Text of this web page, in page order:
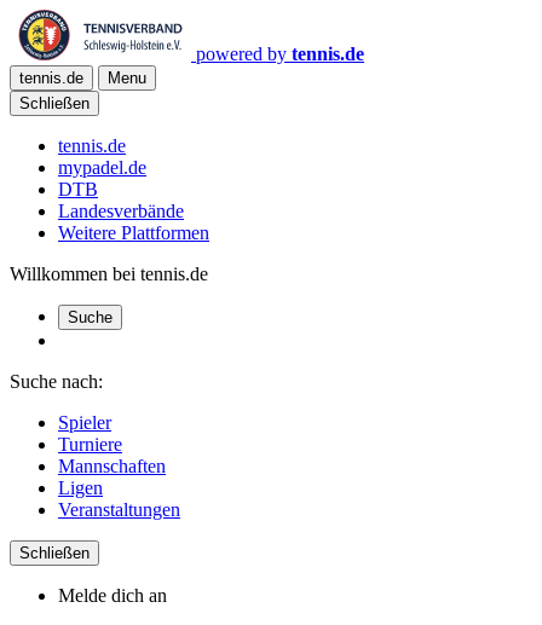
powered by tennis.de
tennis.de
Menu
Schließen
tennis.de
mypadel.de
DTB
Landesverbände
Weitere Plattformen
Willkommen bei tennis.de
Suche
Suche nach:
Spieler
Turniere
Mannschaften
Ligen
Veranstaltungen
Schließen
Melde dich an